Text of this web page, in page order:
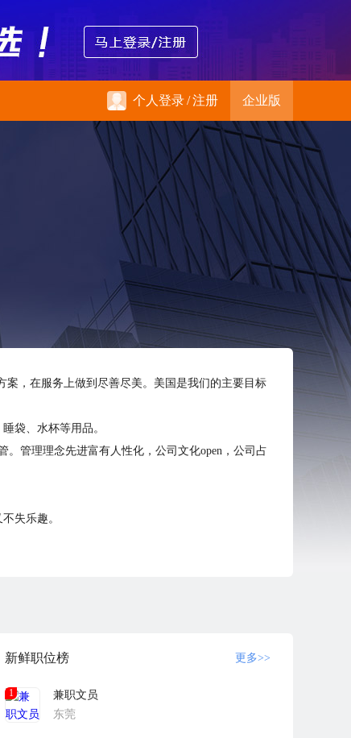
个人登录/注册 企业版
，在服务上做到尽善尽美。美国是我们的主要目标
袋、水杯等用品。
管理理念先进富有人性化，公司文化open，公司占
失乐趣。
新鲜职位榜 更多>>
1
兼职文员
东莞